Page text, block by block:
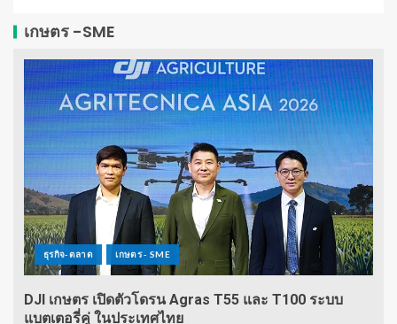
เกษตร -SME
ธุรกิจ-ตลาด เกษตร - SME
DJI เกษตร เปิดตัวโดรน Agras T55 และ T100 ระบบ
แบตเตอรี่คู่ ในประเทศไทย